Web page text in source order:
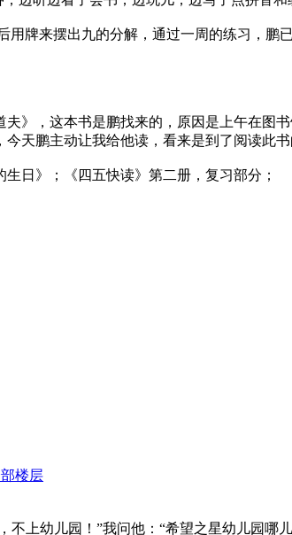
用牌来摆出九的分解，通过一周的练习，
》，这本书是鹏找来的，原因是上午在
天鹏主动让我给他读，看来是到了阅读此书
日》；《四五快读》第二册，复习部分；
楼层
不上幼儿园！”我问他：“希望之星幼儿园